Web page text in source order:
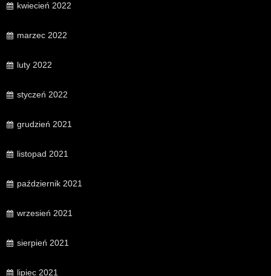
kwiecień 2022
marzec 2022
luty 2022
styczeń 2022
grudzień 2021
listopad 2021
październik 2021
wrzesień 2021
sierpień 2021
lipiec 2021